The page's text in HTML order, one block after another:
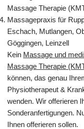
Massage Therapie
Massagepraxis für
Eschach, Mutlangen,
Göggingen, Leinzell
Kein Massage und
Massage Therapie
können, das genau
Physiotherapeut &
wenden. Wir offerieren
Sonderanfertigungen.
Ihnen offerieren sollen.